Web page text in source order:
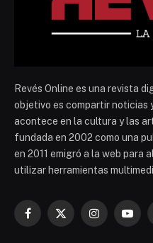
Revés Online es una revista
objetivo es compartir noticias
acontece en la cultura y las
fundada en 2002 como una
en 2011 emigró a la web para
utilizar herramientas
Facebook
X
Instagram